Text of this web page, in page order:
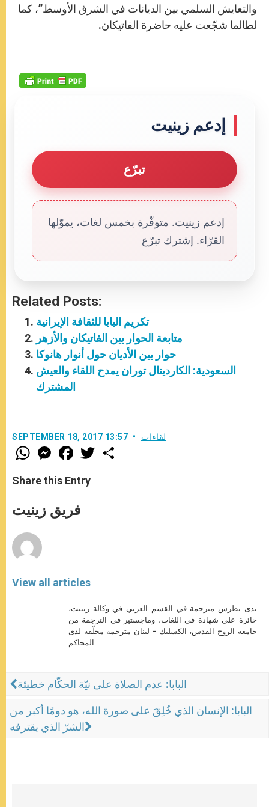
والتعايش السلمي بين الديانات في الشرق الأوسط”، كما
لطالما شجّعت عليه حاضرة الفاتيكان.
إدعم زينيت
تبرّع
إدعم زينيت. متوفّرة بخمس لغات، يموّلها
القرّاء. إشترك تبرّع
Related Posts:
تكريم البابا للثقافة الإيرانية
متابعة الحوار بين الفاتيكان والأزهر
حوار بين الأديان حول أنوار هانوكا
السعودية: الكاردينال توران يمدح اللقاء والعيش
المشترك
SEPTEMBER 18, 2017 13:57 لقاءات
W
h
t
s
p
p
M
e
s
e
g
e
F
a
e
b
o
k
w
Share this Entry
فريق زينيت
View all articles
ندى بطرس مترجمة في القسم العربي في وكالة زينيت،
حائزة على شهادة في اللغات، وماجستير في الترجمة من
جامعة الروح القدس، الكسليك - لبنان مترجمة محلّفة لدى
المحاكم
البابا: عدم الصلاة على نيّة الحكّام خطيئة
البابا: الإنسان الذي خُلِقَ على صورة الله، هو دومًا أكبر من
الشرّ الذي يقترفه